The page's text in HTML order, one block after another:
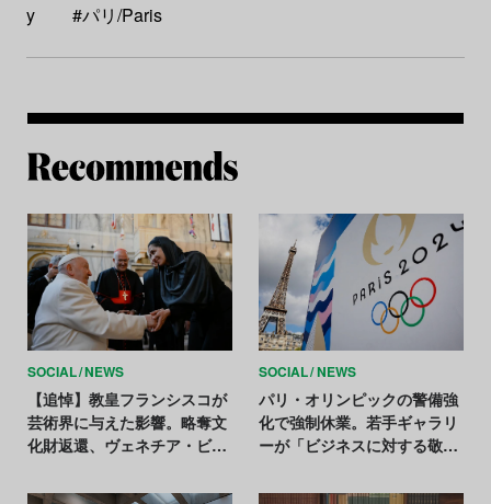
y
#パリ/Paris
SOCIAL NEWS
【追悼】教皇フランシスコが
芸術界に与えた影響。略奪文
化財返還、ヴェネチア・ビエ
SOCIAL NEWS
パリ・オリンピックの警備強
化で強制休業。若手ギャラリ
ーが「ビジネスに対する敬意